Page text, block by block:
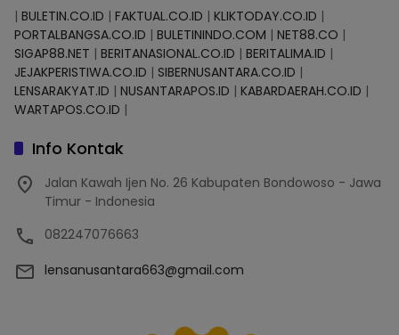
| BULETIN.CO.ID | FAKTUAL.CO.ID | KLIKTODAY.CO.ID |
PORTALBANGSA.CO.ID | BULETININDO.COM | NET88.CO |
SIGAP88.NET | BERITANASIONAL.CO.ID | BERITALIMA.ID |
JEJAKPERISTIWA.CO.ID | SIBERNUSANTARA.CO.ID |
LENSARAKYAT.ID | NUSANTARAPOS.ID | KABARDAERAH.CO.ID |
WARTAPOS.CO.ID |
Info Kontak
Jalan Kawah Ijen No. 26 Kabupaten Bondowoso - Jawa
Timur - Indonesia
082247076663
lensanusantara663@gmail.com